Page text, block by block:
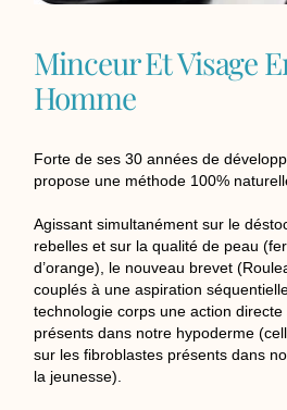
Minceur Et Visage
Homme
Forte de ses 30 années de
propose une méthode 100%
Agissant simultanément sur le
rebelles et sur la qualité de peau
d’orange), le nouveau brevet
couplés à une aspiration
technologie corps une action
présents dans notre hypoderme
sur les fibroblastes présents dans
la jeunesse).